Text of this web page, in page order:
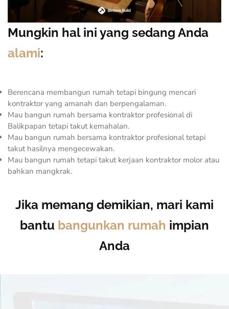
Mungkin hal ini yang sedang Anda
alami:
Berencana membangun rumah tetapi bingung mencari
kontraktor yang amanah dan berpengalaman.
Mau bangun rumah bersama kontraktor profesional di
Balikpapan tetapi takut kemahalan.
Mau bangun rumah bersama kontraktor profesional tetapi
takut hasilnya mengecewakan.
Mau bangun rumah tetapi takut kerjaan kontraktor molor atau
bahkan mangkrak.
Jika memang demikian, mari kami
bantu bangunkan rumah impian
Anda